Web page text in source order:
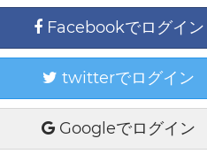
Facebookでログイン
twitterでログイン
Googleでログイン